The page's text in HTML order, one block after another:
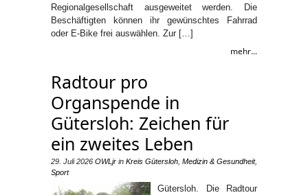
Regionalgesellschaft ausgeweitet werden. Die
Beschäftigten können ihr gewünschtes Fahrrad
oder E-Bike frei auswählen. Zur […]
mehr...
Radtour pro
Organspende in
Gütersloh: Zeichen für
ein zweites Leben
29. Juli 2026 OWLjr in Kreis Gütersloh Medizin & Gesundheit,
Sport
Gütersloh. Die Radtour